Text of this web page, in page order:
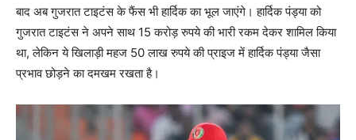
बाद अब गुजरात टाइटंस के फैंस भी हार्दिक का भूल जाएंगे। हार्दिक पंड्या को
गुजरात टाइटंस ने अपने साथ 15 करोड़ रुपये की भारी रकम देकर शामिल किया
था, लेकिन ये खिलाड़ी महज 50 लाख रुपये की प्राइज में हार्दिक पंड्या जैसा
प्रभाव छोड़ने का दमखम रखता है।